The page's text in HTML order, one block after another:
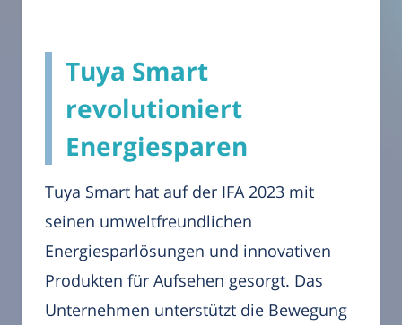
Tuya Smart
revolutioniert
Energiesparen
Tuya Smart hat auf der IFA 2023 mit
seinen umweltfreundlichen
Energiesparlösungen und innovativen
Produkten für Aufsehen gesorgt. Das
Unternehmen unterstützt die Bewegung